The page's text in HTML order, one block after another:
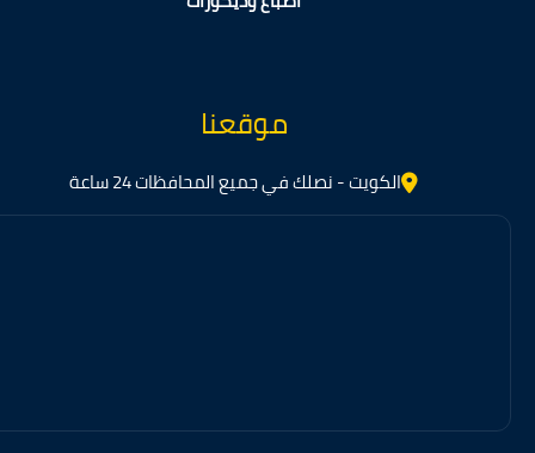
موقعنا
الكويت - نصلك في جميع المحافظات 24 ساعة